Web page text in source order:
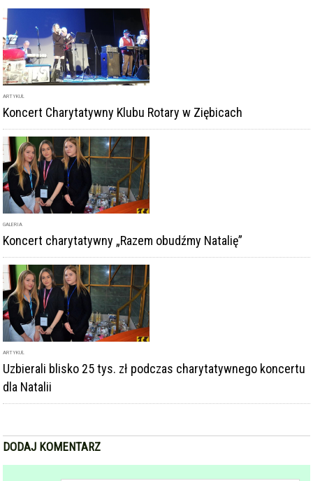
ARTYKUŁ
Koncert Charytatywny Klubu Rotary w Ziębicach
GALERIA
Koncert charytatywny „Razem obudźmy Natalię”
ARTYKUŁ
Uzbierali blisko 25 tys. zł podczas charytatywnego koncertu
dla Natalii
DODAJ KOMENTARZ